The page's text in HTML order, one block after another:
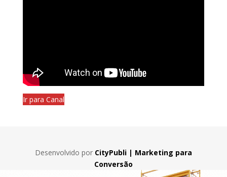
Ir para Canal
Desenvolvido por CityPubli | Marketing para
Conversão